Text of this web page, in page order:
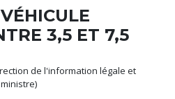
3,5 ET 7,5
de l'information légale et